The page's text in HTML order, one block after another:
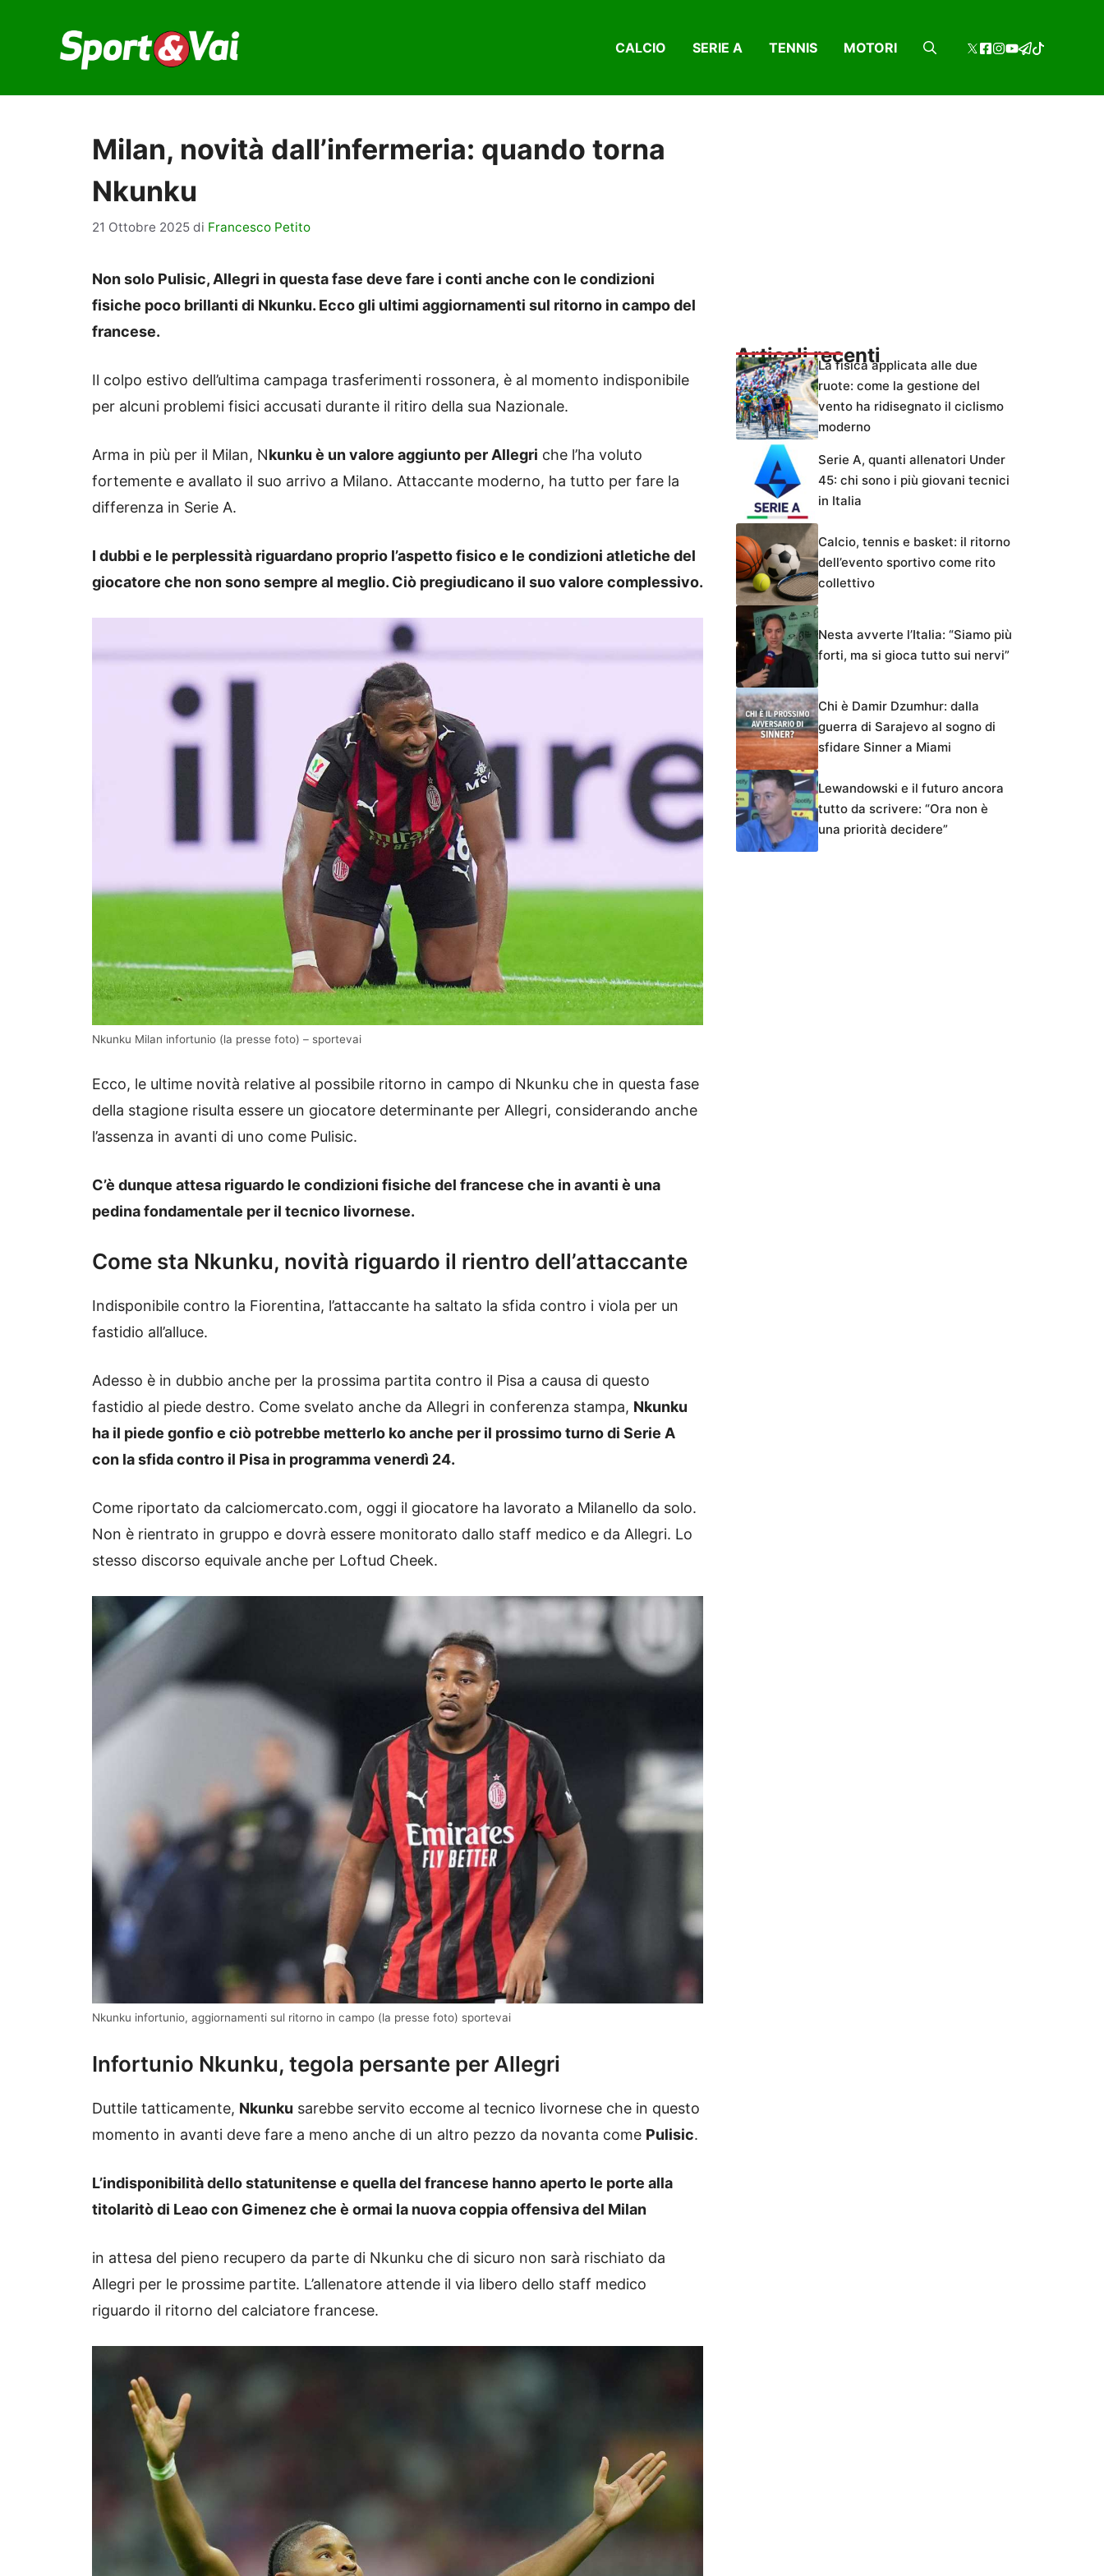
contenuto
CALCIO SERIE A TENNIS MOTORI
Milan, novità dall’infermeria: quando torna
Nkunku
21 Ottobre 2025 di Francesco Petito
Non solo Pulisic, Allegri in questa fase deve fare i conti anche con le condizioni
fisiche poco brillanti di Nkunku. Ecco gli ultimi aggiornamenti sul ritorno in campo del
francese.
Il colpo estivo dell’ultima campaga trasferimenti rossonera, è al momento indisponibile
per alcuni problemi fisici accusati durante il ritiro della sua Nazionale.
Arma in più per il Milan, Nkunku è un valore aggiunto per Allegri che l’ha voluto
fortemente e avallato il suo arrivo a Milano. Attaccante moderno, ha tutto per fare la
differenza in Serie A.
I dubbi e le perplessità riguardano proprio l’aspetto fisico e le condizioni atletiche del
giocatore che non sono sempre al meglio. Ciò pregiudicano il suo valore complessivo.
Nkunku Milan infortunio (la presse foto) – sportevai
Ecco, le ultime novità relative al possibile ritorno in campo di Nkunku che in questa fase
della stagione risulta essere un giocatore determinante per Allegri, considerando anche
l’assenza in avanti di uno come Pulisic.
C’è dunque attesa riguardo le condizioni fisiche del francese che in avanti è una
pedina fondamentale per il tecnico livornese.
Come sta Nkunku, novità riguardo il rientro dell’attaccante
Indisponibile contro la Fiorentina, l’attaccante ha saltato la sfida contro i viola per un
fastidio all’alluce.
Adesso è in dubbio anche per la prossima partita contro il Pisa a causa di questo
fastidio al piede destro. Come svelato anche da Allegri in conferenza stampa, Nkunku
ha il piede gonfio e ciò potrebbe metterlo ko anche per il prossimo turno di Serie A
con la sfida contro il Pisa in programma venerdì 24.
Come riportato da calciomercato.com, oggi il giocatore ha lavorato a Milanello da solo.
Non è rientrato in gruppo e dovrà essere monitorato dallo staff medico e da Allegri. Lo
stesso discorso equivale anche per Loftud Cheek.
Nkunku infortunio, aggiornamenti sul ritorno in campo (la presse foto) sportevai
Infortunio Nkunku, tegola persante per Allegri
Duttile tatticamente, Nkunku sarebbe servito eccome al tecnico livornese che in questo
momento in avanti deve fare a meno anche di un altro pezzo da novanta come Pulisic.
L’indisponibilità dello statunitense e quella del francese hanno aperto le porte alla
titolaritò di Leao con Gimenez che è ormai la nuova coppia offensiva del Milan
in attesa del pieno recupero da parte di Nkunku che di sicuro non sarà rischiato da
Allegri per le prossime partite. L’allenatore attende il via libero dello staff medico
riguardo il ritorno del calciatore francese.
Articoli recentiLa fisica applicata alle due
ruote: come la gestione del
vento ha ridisegnato il ciclismo
moderno
Serie A, quanti allenatori Under
45: chi sono i più giovani tecnici
in Italia
Calcio, tennis e basket: il ritorno
dell’evento sportivo come rito
collettivo
Nesta avverte l’Italia: “Siamo più
forti, ma si gioca tutto sui nervi”
Chi è Damir Dzumhur: dalla
guerra di Sarajevo al sogno di
sfidare Sinner a Miami
Lewandowski e il futuro ancora
tutto da scrivere: “Ora non è
una priorità decidere”